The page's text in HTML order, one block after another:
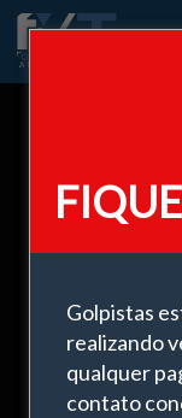
Golpistas
realizando
qualquer
contato
Descubra